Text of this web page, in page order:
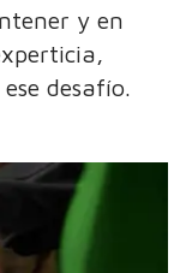
y en
desafío.